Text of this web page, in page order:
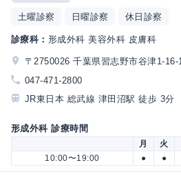
土曜診察 日曜診察 休日診察
診療科： 形成外科 美容外科 皮膚科
〒2750026 千葉県習志野市谷津1-16-
047-471-2800
JR東日本 総武線 津田沼駅 徒歩 3分
形成外科 診療時間
月 火
10:00〜19:00
● ●